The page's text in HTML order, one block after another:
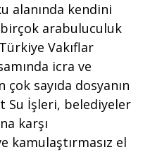
alanında kendini
arabuluculuk
Vakıflar
icra ve
sayıda dosyanın
Su İşleri, belediyeler
karşı
kamulaştırmasız el